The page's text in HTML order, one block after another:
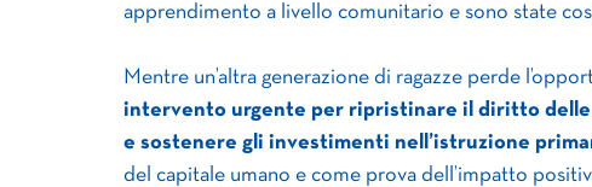
apprendimento a livello comunitario e sono state
Mentre un’altra generazione di ragazze perde
intervento urgente per ripristinare il diritto delle
e sostenere gli investimenti nell’istruzione
del capitale umano e come prova dell’impatto